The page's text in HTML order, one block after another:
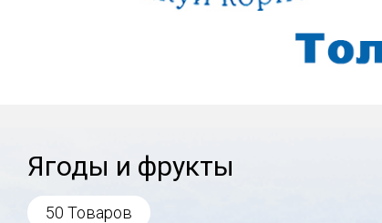
Ягоды и фрукты
50 Товаров